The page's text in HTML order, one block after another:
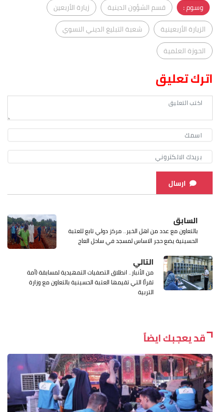
وسوم :
قسم الشؤون الدينية
زيارة الأربعين
الزيارة الأربعينية
شعبة التبليغ الديني النسوي
الحوزة العلمية
اترك تعليق
ارسال
السابق
بالتعاون مع عدد من اهل الخير.. مركز دولي تابع للعتبة
الحسينية يضع حجر الاساس لمسجد في ساحل العاج
التالي
من الأنبار.. انطلاق التصفيات التمهيدية لمسابقة (أمة
تقرأ) التي تقيمها العتبة الحسينية بالتعاون مع وزارة
التربية
قد يعجبك ايضاً